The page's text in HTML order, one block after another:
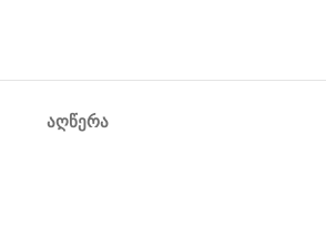
ᲐᲦᲬᲔᲠᲐ